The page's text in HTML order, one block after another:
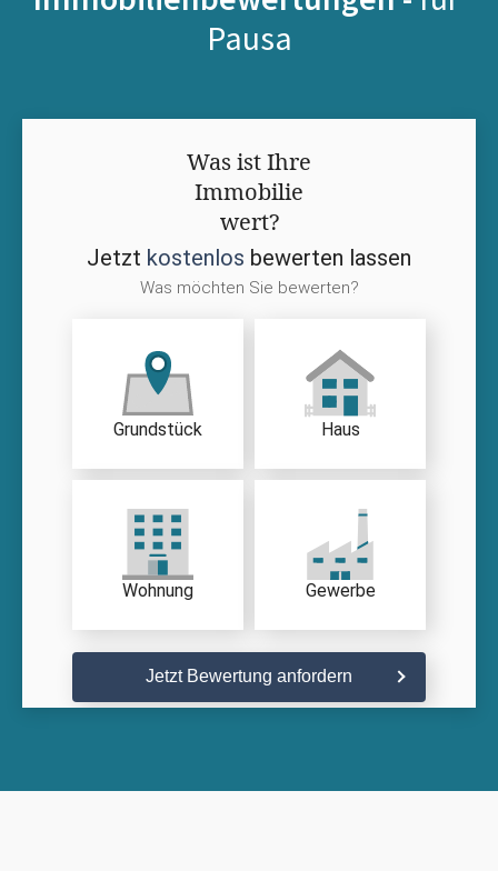
Pausa
Was ist Ihre
Immobilie
wert?
Jetzt kostenlos bewerten lassen
Was möchten Sie bewerten?
Grundstück Haus
Wohnung Gewerbe
Jetzt Bewertung anfordern